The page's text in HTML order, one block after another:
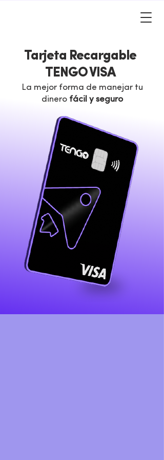
Tarjeta Recargable
TENGO VISA
La mejor forma de manejar tu
dinero fácil y seguro